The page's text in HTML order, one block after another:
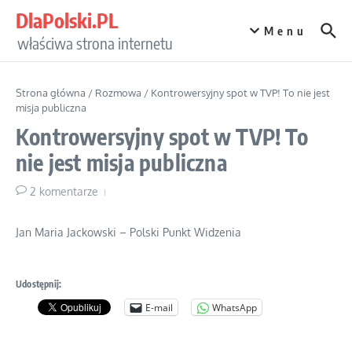
DlaPolski.PL
właściwa strona internetu
Menu
Strona główna / Rozmowa / Kontrowersyjny spot w TVP! To nie jest
misja publiczna
Kontrowersyjny spot w TVP! To
nie jest misja publiczna
2 komentarze
Jan Maria Jackowski – Polski Punkt Widzenia
Udostępnij:
E-mail WhatsApp